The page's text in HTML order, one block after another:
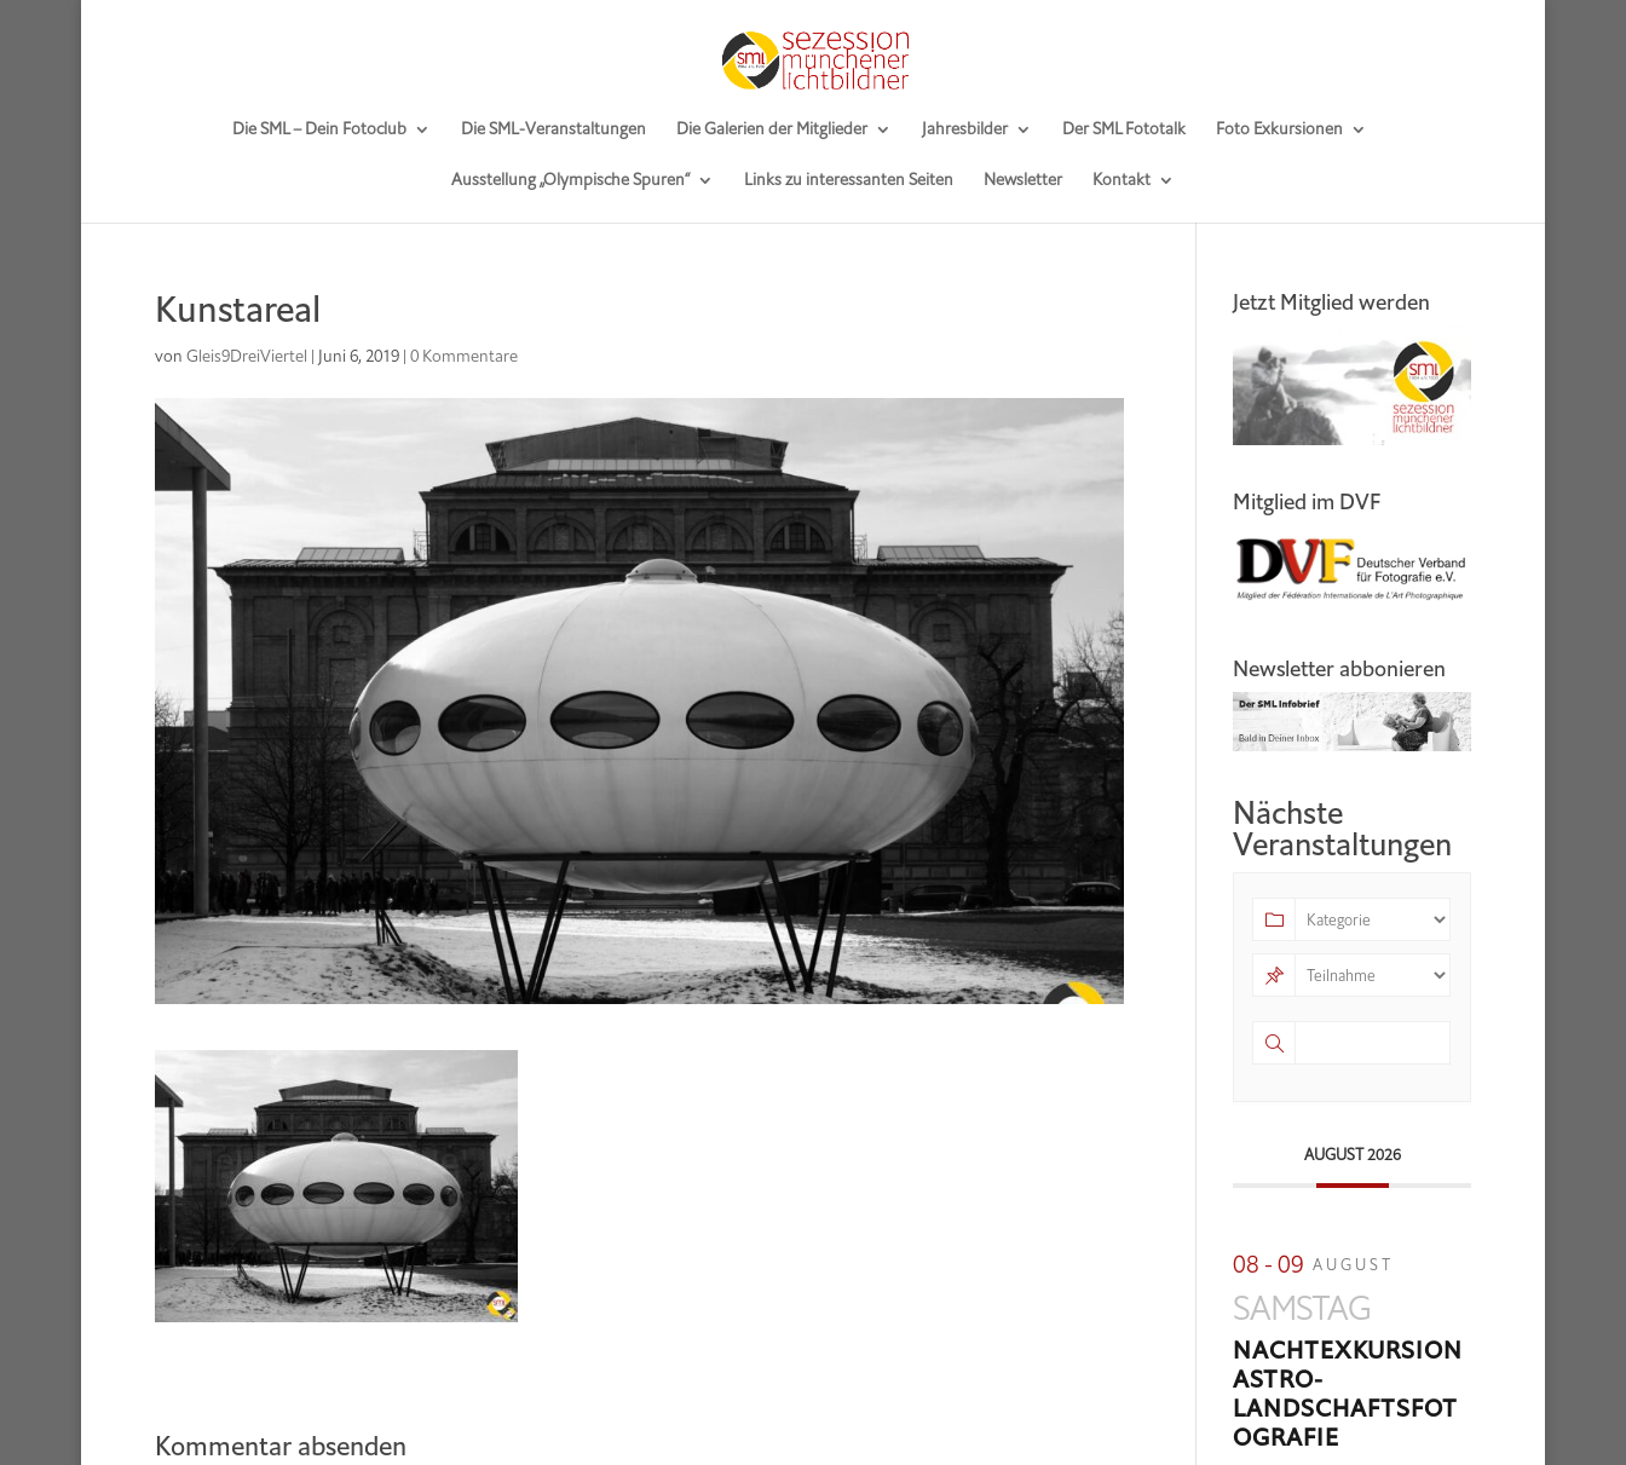
Die SML – Dein Fotoclub Die SML-Veranstaltungen Die Galerien der Mitglieder Jahresbilder Der SML Fototalk Foto Exkursionen
Ausstellung „Olympische Spuren“ Links zu interessanten Seiten Newsletter Kontakt
Kunstareal
von Gleis9DreiViertel | Juni 6, 2019| 0 Kommentare
Kommentar absenden
Jetzt Mitglied werden
Mitglied im DVF
Newsletter abbonieren
Nächste
Veranstaltungen
AUGUST 2026
08 - 09 AUGUST
SAMSTAG
NACHTEXKURSION
ASTRO-
LANDSCHAFTSFOT
OGRAFIE